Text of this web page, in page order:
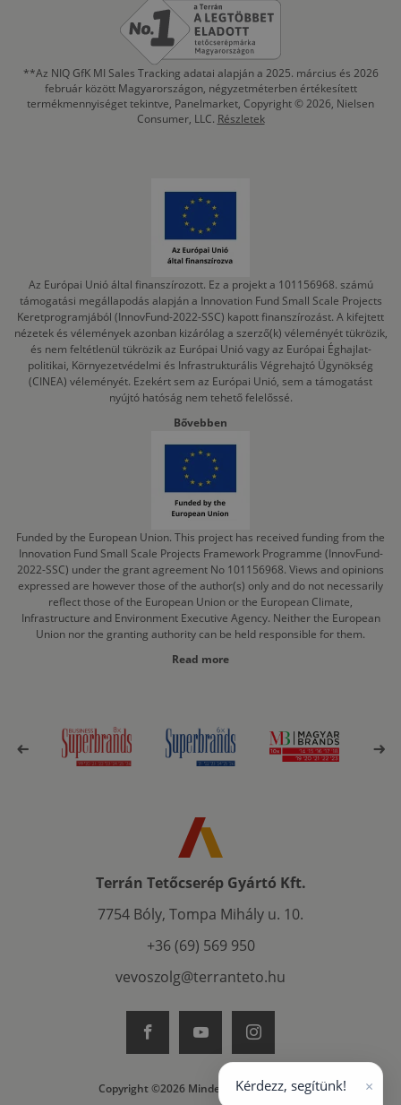
**Az NIQ GfK MI Sales Tracking adatai alapján a 2025. március és 2026
február között Magyarországon, négyzetméterben értékesített
termékmennyiséget tekintve, Panelmarket, Copyright © 2026, Nielsen
Consumer, LLC. Részletek
Az Európai Unió által finanszírozott. Ez a projekt a 101156968. számú
támogatási megállapodás alapján a Innovation Fund Small Scale Projects
Keretprogramjából (InnovFund-2022-SSC) kapott finanszírozást. A kifejtett
nézetek és vélemények azonban kizárólag a szerző(k) véleményét tükrözik,
és nem feltétlenül tükrözik az Európai Unió vagy az Európai Éghajlat-
politikai, Környezetvédelmi és Infrastrukturális Végrehajtó Ügynökség
(CINEA) véleményét. Ezekért sem az Európai Unió, sem a támogatást
nyújtó hatóság nem tehető felelőssé.
Bővebben
Funded by the European Union. This project has received funding from the
Innovation Fund Small Scale Projects Framework Programme (InnovFund-
2022-SSC) under the grant agreement No 101156968. Views and opinions
expressed are however those of the author(s) only and do not necessarily
reflect those of the European Union or the European Climate,
Infrastructure and Environment Executive Agency. Neither the European
Union nor the granting authority can be held responsible for them.
Read more
Terrán Tetőcserép Gyártó Kft.
7754 Bóly, Tompa Mihály u. 10.
+36 (69) 569 950
vevoszolg@terranteto.hu
Copyright ©2026 Minden jog fenntartva
Kérdezz, segítünk! ×